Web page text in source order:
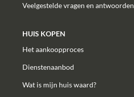
Veelgestelde vragen en antwoorden
HUIS KOPEN
Het aankoopproces
Dienstenaanbod
Wat is mijn huis waard?